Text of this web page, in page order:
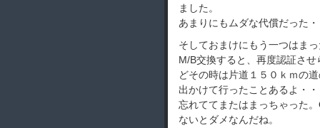
ました。
あまりにもムダな代償だった
そしておまけにもう一つはま
M/B交換すると、再度認証さ
どその時は片道１５０ｋｍの
出かけて行ったことあるよ・
忘れててまたはまっちゃった
ないとダメなんだね。